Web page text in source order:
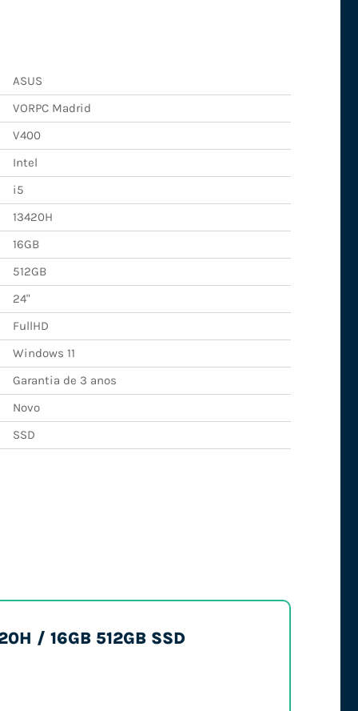
ASUS
VORPC Madrid
V400
Intel
i5
13420H
16GB
512GB
24"
FullHD
Windows 11
Garantia de 3 anos
Novo
SSD
/ 16GB 512GB SSD